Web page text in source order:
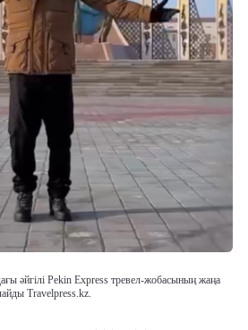
әйгілі Pekin Express тревел-жобасының жаңа
Travelpress.kz.